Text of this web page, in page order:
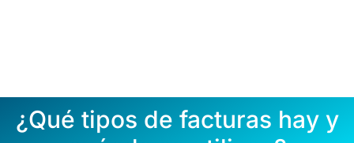
¿Qué tipos de facturas hay y